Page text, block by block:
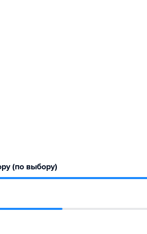
(по выбору)